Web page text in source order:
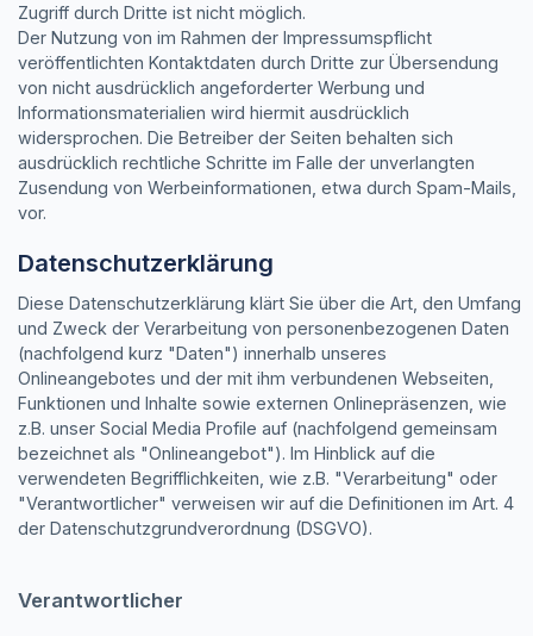
Zugriff durch Dritte ist nicht möglich.
Der Nutzung von im Rahmen der Impressumspflicht
veröffentlichten Kontaktdaten durch Dritte zur Übersendung
von nicht ausdrücklich angeforderter Werbung und
Informationsmaterialien wird hiermit ausdrücklich
widersprochen. Die Betreiber der Seiten behalten sich
ausdrücklich rechtliche Schritte im Falle der unverlangten
Zusendung von Werbeinformationen, etwa durch Spam-Mails,
vor.
Datenschutzerklärung
Diese Datenschutzerklärung klärt Sie über die Art, den Umfang
und Zweck der Verarbeitung von personenbezogenen Daten
(nachfolgend kurz "Daten") innerhalb unseres
Onlineangebotes und der mit ihm verbundenen Webseiten,
Funktionen und Inhalte sowie externen Onlinepräsenzen, wie
z.B. unser Social Media Profile auf (nachfolgend gemeinsam
bezeichnet als "Onlineangebot"). Im Hinblick auf die
verwendeten Begrifflichkeiten, wie z.B. "Verarbeitung" oder
"Verantwortlicher" verweisen wir auf die Definitionen im Art. 4
der Datenschutzgrundverordnung (DSGVO).
Verantwortlicher